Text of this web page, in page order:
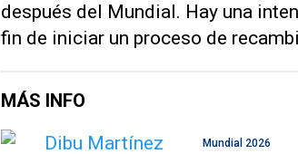
después del Mundial. Hay una
fin de iniciar un proceso de
MÁS INFO
Mundial 2026